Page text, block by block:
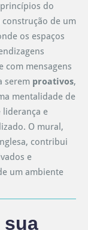
do
construção de um
os espaços
com mensagens
serem proativos,
mentalidade de
liderança e
O mural,
contribui
e
um ambiente